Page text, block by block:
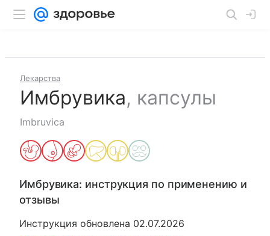
Лекарства
Имбрувика, капсулы
Imbruvica
Имбрувика: инструкция по применению и
отзывы
Инструкция обновлена 02.07.2026